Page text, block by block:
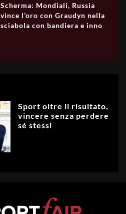
Scherma: Mondiali, Russia
vince l’oro con Graudyn nella
sciabola con bandiera e inno
Sport oltre il risultato,
vincere senza perdere
sé stessi